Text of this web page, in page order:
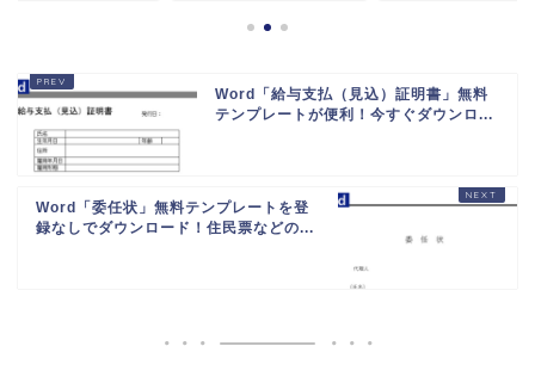
Word「給与支払（見込）証明書」無料
テンプレートが便利！今すぐダウンロ...
Word「委任状」無料テンプレートを登
録なしでダウンロード！住民票などの...